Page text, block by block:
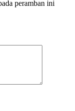
peramban ini